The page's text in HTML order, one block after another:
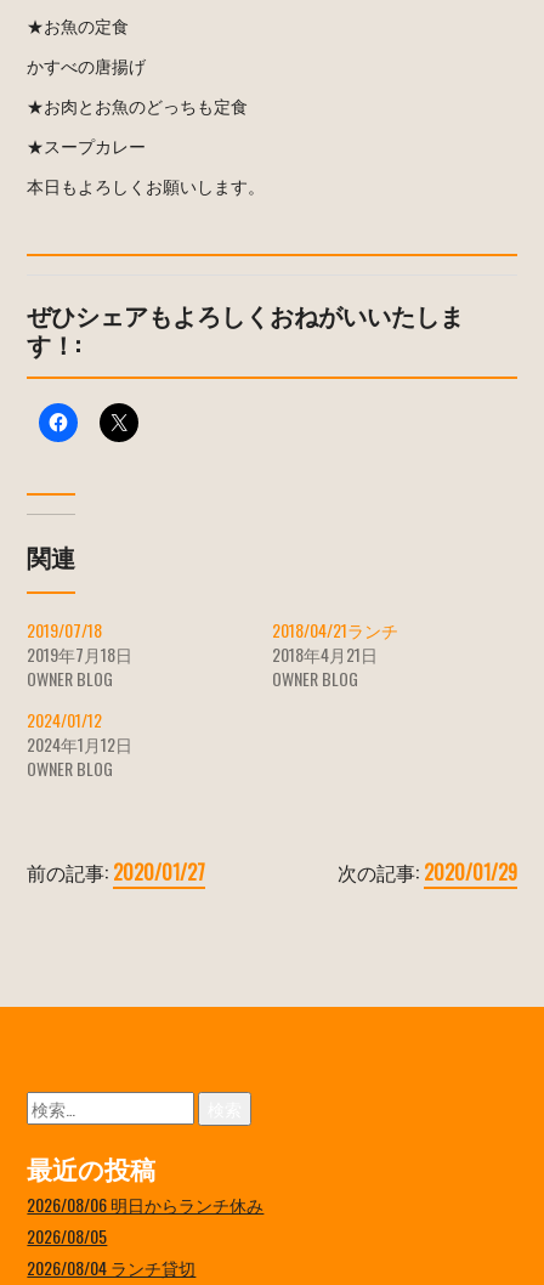
★お魚の定食
かすべの唐揚げ
★お肉とお魚のどっちも定食
★スープカレー
本日もよろしくお願いします。
ぜひシェアもよろしくおねがいいたしま
す！:
関連
2019/07/18
2019年7月18日
OWNER BLOG
2018/04/21ランチ
2018年4月21日
OWNER BLOG
2024/01/12
2024年1月12日
OWNER BLOG
前の記事: 2020/01/27 次の記事: 2020/01/29
検
索:
最近の投稿
2026/08/06 明日からランチ休み
2026/08/05
2026/08/04 ランチ貸切